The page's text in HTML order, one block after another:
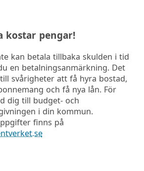
kostar pengar!
kan betala tillbaka skulden i tid
en betalningsanmärkning. Det
svårigheter att få hyra bostad,
och få nya lån. För
dig till budget- och
i din kommun.
finns på